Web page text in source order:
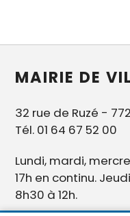
MAIRIE DE
32 rue de Ruzé -
Tél. 01 64 67 52 00
Lundi, mardi,
17h en continu.
8h30 à 12h.